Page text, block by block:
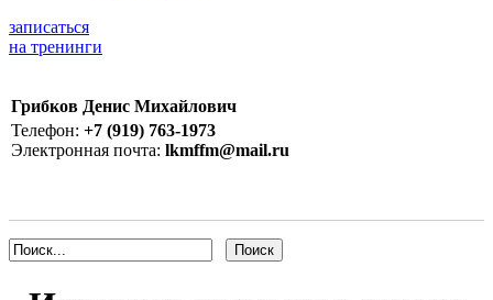
записаться
на тренинги
Грибков Денис Михайлович
Телефон: +7 (919) 763-1973
Электронная почта: lkmffm@mail.ru